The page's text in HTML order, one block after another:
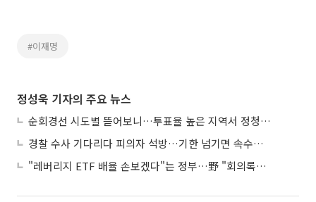
#이재명
정성욱 기자의 주요 뉴스
순회경선 시도별 뜯어보니…투표율 높은 지역서 정청래 강세
경찰 수사 기다리다 피의자 석방…기한 넘기면 속수무책
"레버리지 ETF 배율 손보겠다"는 정부…野 "회의록부터 내놔야"